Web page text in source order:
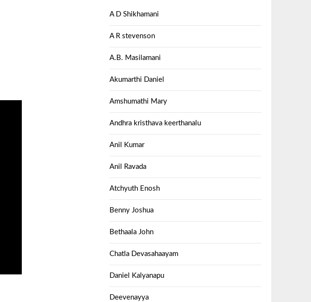
A D Shikhamani
A R stevenson
A.B. Masilamani
Akumarthi Daniel
Amshumathi Mary
Andhra kristhava keerthanalu
Anil Kumar
Anil Ravada
Atchyuth Enosh
Benny Joshua
Bethaala John
Chatla Devasahaayam
Daniel Kalyanapu
Deevenayya